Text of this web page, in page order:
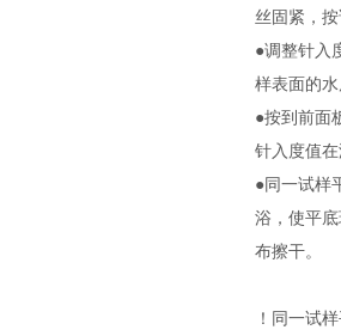
丝固紧，
●调整针入
样表面的
●按到前面
针入度值
●同一试样
浴，使平
布擦干。
！同一试